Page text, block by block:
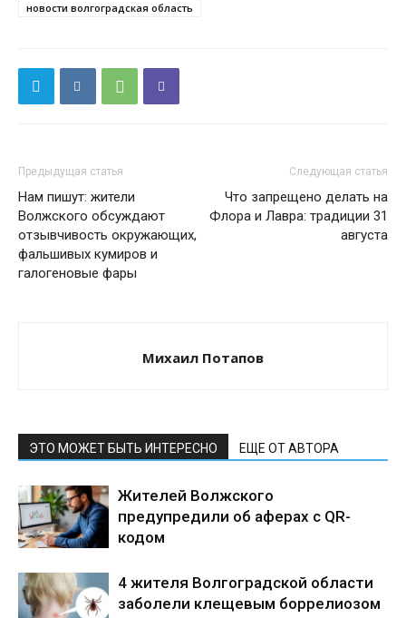
новости волгоградская область
Предыдущая статья
Нам пишут: жители
Волжского обсуждают
отзывчивость окружающих,
фальшивых кумиров и
галогеновые фары
Следующая статья
Что запрещено делать на
Флора и Лавра: традиции 31
августа
Михаил Потапов
ЭТО МОЖЕТ БЫТЬ ИНТЕРЕСНО ЕЩЕ ОТ АВТОРА
Жителей Волжского
предупредили об аферах с QR-
кодом
4 жителя Волгоградской области
заболели клещевым боррелиозом